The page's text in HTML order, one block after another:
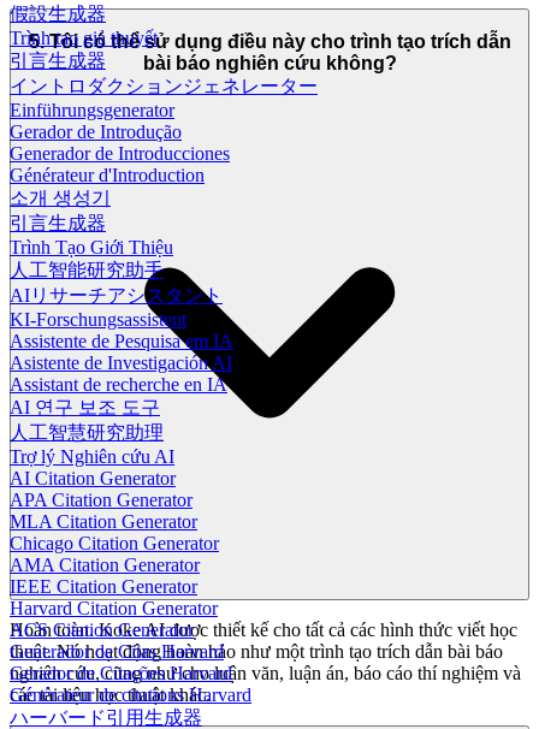
假設生成器
Trình tạo giả thuyết
引言生成器
イントロダクションジェネレーター
Einführungsgenerator
Gerador de Introdução
Generador de Introducciones
Générateur d'Introduction
소개 생성기
引言生成器
Trình Tạo Giới Thiệu
人工智能研究助手
AIリサーチアシスタント
KI-Forschungsassistent
Assistente de Pesquisa em IA
Asistente de Investigación AI
Assistant de recherche en IA
AI 연구 보조 도구
人工智慧研究助理
Trợ lý Nghiên cứu AI
AI Citation Generator
APA Citation Generator
MLA Citation Generator
Chicago Citation Generator
AMA Citation Generator
IEEE Citation Generator
Harvard Citation Generator
ACS Citation Generator
Generador de Citas Harvard
Gerador de Citações Harvard
Générateur de citations Harvard
ハーバード引用生成器
5. Tôi có thể sử dụng điều này cho trình tạo trích dẫn
bài báo nghiên cứu không?
Hoàn toàn. Koke AI được thiết kế cho tất cả các hình thức viết học
thuật. Nó hoạt động hoàn hảo như một trình tạo trích dẫn bài báo
nghiên cứu, cũng như cho luận văn, luận án, báo cáo thí nghiệm và
các tài liệu học thuật khác.